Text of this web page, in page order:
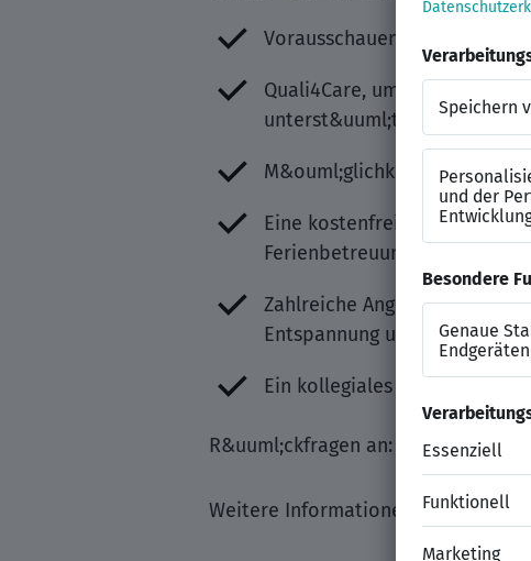
Vorausschauende
Quali4Care, um bei der
unterst&uuml;tzen und den
M&ouml;glichkeit einer
Eine kostenfreie,
Ferienbetreuung
Zahlreiche Angebote im
Entspannung und
Ein kollegiales Pflegeteam,
R&uuml;ckfragen an: Katja
Weitere Informationen findest Du